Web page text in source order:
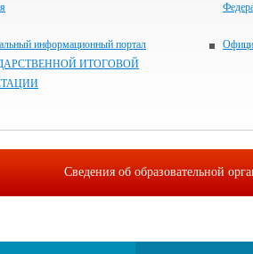
информационный портал
ИТОГОВОЙ
Сведения об образовательной